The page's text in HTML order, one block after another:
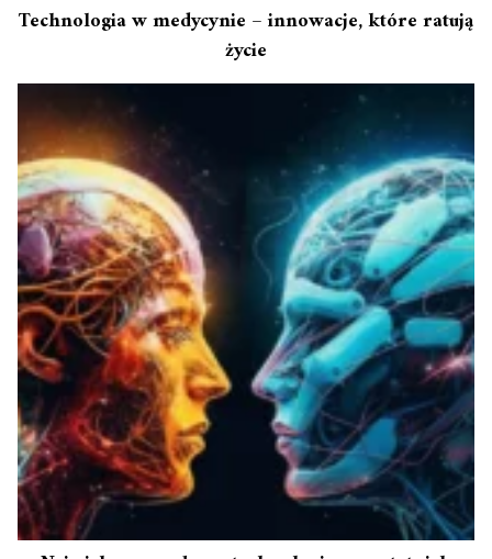
Technologia w medycynie – innowacje, które ratują
życie